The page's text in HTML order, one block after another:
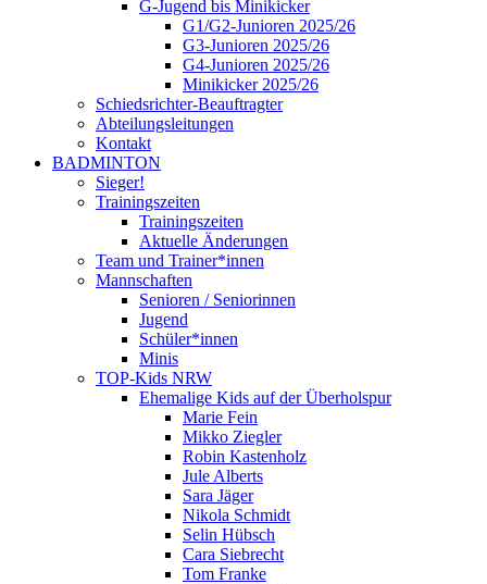
G-Jugend bis Minikicker
G1/G2-Junioren 2025/26
G3-Junioren 2025/26
G4-Junioren 2025/26
Minikicker 2025/26
Schiedsrichter-Beauftragter
Abteilungsleitungen
Kontakt
BADMINTON
Sieger!
Trainingszeiten
Trainingszeiten
Aktuelle Änderungen
Team und Trainer*innen
Mannschaften
Senioren / Seniorinnen
Jugend
Schüler*innen
Minis
TOP-Kids NRW
Ehemalige Kids auf der Überholspur
Marie Fein
Mikko Ziegler
Robin Kastenholz
Jule Alberts
Sara Jäger
Nikola Schmidt
Selin Hübsch
Cara Siebrecht
Tom Franke